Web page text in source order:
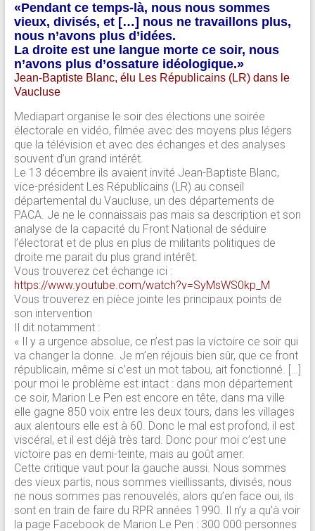
«Pendant ce temps-là, nous nous sommes
vieux, divisés, et […] nous ne travaillons plus,
nous n’avons plus d’idées.
La droite est une langue morte ce soir, nous
n’avons plus d’ossature idéologique.»
Jean-Baptiste Blanc, élu Les Républicains (LR) dans le
Vaucluse
Mediapart organise le soir des élections une soirée
électorale en vidéo, filmée avec des moyens plus légers
que la télévision et avec des échanges et des analyses
souvent d’un grand intérêt.
Le 13 décembre ils avaient invité Jean-Baptiste Blanc,
vice-président Les Républicains (LR) au conseil
départemental du Vaucluse, un des départements de
PACA. Je ne le connaissais pas mais sa description et son
analyse de la capacité du Front National de séduire
l’électorat et de plus en plus de militants politiques de
droite me parait du plus grand intérêt.
Vous trouverez cet échange ici :
https://www.youtube.com/watch?v=SyMsWS0kp_M
Vous trouverez en pièce jointe les principaux points de
son intervention
Il dit notamment :
« Il y a urgence absolue, ce n’est pas la victoire ce soir qui
va changer la donne. Je m’en réjouis bien sûr, que ce front
républicain, même si c’est un mot tabou, ait fonctionné. […]
pour moi le problème est intact : dans mon département
ce soir, Marion Le Pen est encore en tête, dans ma ville
elle gagne 850 voix entre les deux tours, dans les villages
aux alentours elle est à 60. Donc le mal est profond, il est
viscéral, et il est déjà très tard. Donc pour moi c’est une
victoire pas en demi-teinte, mais au goût amer.
Cette critique vaut pour la gauche aussi. Nous sommes
des vieux partis, nous sommes vieillissants, divisés, nous
ne nous sommes pas renouvelés, alors qu’en face oui, ils
sont en train de faire du RPR années 1990. Il n’y a qu’à voir
la page Facebook de Marion Le Pen : 300 000 personnes